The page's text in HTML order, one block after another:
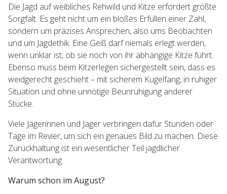
Die Jagd auf weibliches Rehwild und Kitze erfordert größte
Sorgfalt. Es geht nicht um ein bloßes Erfüllen einer Zahl,
sondern um präzises Ansprechen, also ums Beobachten
und um Jagdethik. Eine Geiß darf niemals erlegt werden,
wenn unklar ist, ob sie noch von ihr abhängige Kitze führt.
Ebenso muss beim Kitzerlegen sichergestellt sein, dass es
weidgerecht geschieht – mit sicherem Kugelfang, in ruhiger
Situation und ohne unnötige Beunruhigung anderer
Stücke.
Viele Jägerinnen und Jäger verbringen dafür Stunden oder
Tage im Revier, um sich ein genaues Bild zu machen. Diese
Zurückhaltung ist ein wesentlicher Teil jagdlicher
Verantwortung.
Warum schon im August?